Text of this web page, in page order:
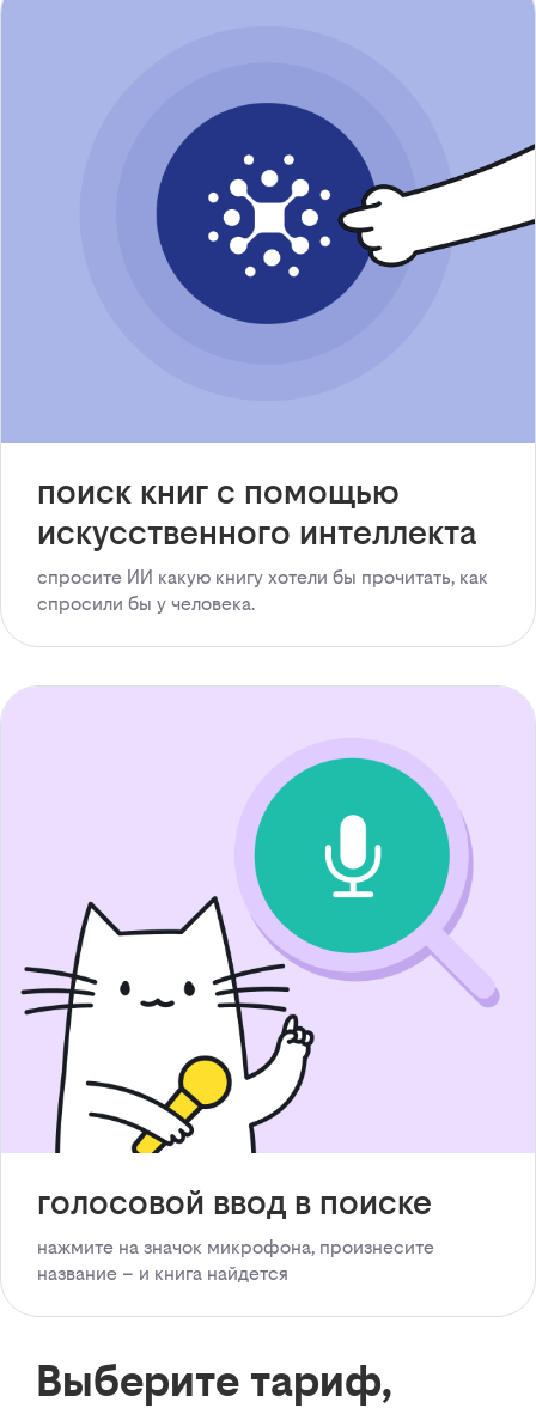
поиск книг с помощью
искусственного интеллекта
спросите ИИ какую книгу хотели бы прочитать, как
спросили бы у человека.
голосовой ввод в поиске
нажмите на значок микрофона, произнесите
название – и книга найдется
Выберите тариф,